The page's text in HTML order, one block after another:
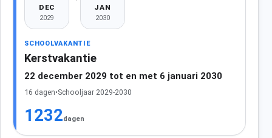
DEC
2029
JAN
2030
SCHOOLVAKANTIE
Kerstvakantie
22 december 2029 tot en met 6 januari 2030
16 dagen•Schooljaar 2029-2030
1232dagen